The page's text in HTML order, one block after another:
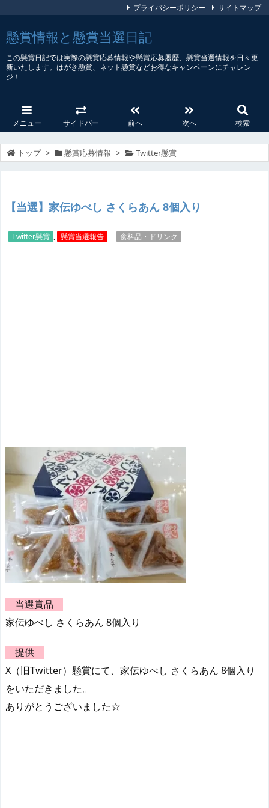
懸賞情報と懸賞当選日記
この懸賞日記では実際の懸賞応募情報や懸賞応募履歴、懸賞当選情報を日々更
新いたします。はがき懸賞、ネット懸賞などお得なキャンペーンにチャレン
ジ！
メニュー サイドバー 前へ 次へ 検索
プライバシーポリシー サイトマップ
トップ > 懸賞応募情報 > Twitter懸賞
【当選】家伝ゆべし さくらあん 8個入り
Twitter懸賞 , 懸賞当選報告 食料品・ドリンク
当選賞品
家伝ゆべし さくらあん 8個入り
提供
X（旧Twitter）懸賞にて、家伝ゆべし さくらあん 8個入り
をいただきました。
ありがとうございました☆